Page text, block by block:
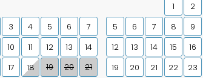
3 4 5 6
7
10 11 12 13
14
17 18 19 20
21
1 2
5
6 7 8 9
12
13 14 15 16
19
20 21 22 23